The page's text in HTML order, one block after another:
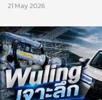
21 May 2026